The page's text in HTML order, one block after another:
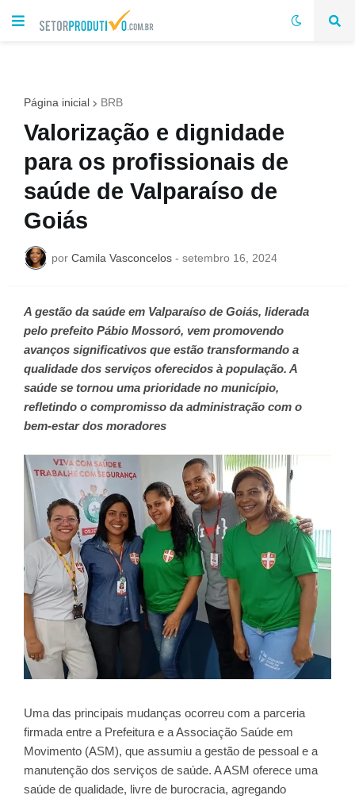
Página inicial BRB
Valorização e dignidade
para os profissionais de
saúde de Valparaíso de
Goiás
por Camila Vasconcelos - setembro 16, 2024
A gestão da saúde em Valparaíso de Goiás, liderada
pelo prefeito Pábio Mossoró, vem promovendo
avanços significativos que estão transformando a
qualidade dos serviços oferecidos à população. A
saúde se tornou uma prioridade no município,
refletindo o compromisso da administração com o
bem-estar dos moradores
Uma das principais mudanças ocorreu com a parceria
firmada entre a Prefeitura e a Associação Saúde em
Movimento (ASM), que assumiu a gestão de pessoal e a
manutenção dos serviços de saúde. A ASM oferece uma
saúde de qualidade, livre de burocracia, agregando